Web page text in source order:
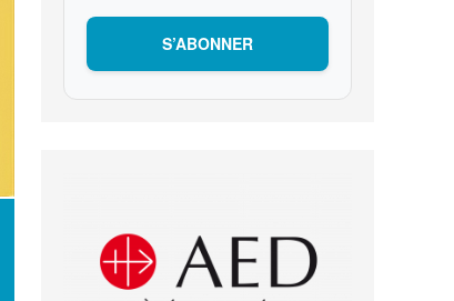
S’ABONNER